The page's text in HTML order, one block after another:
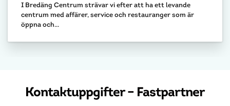
I Bredäng Centrum strävar vi efter att ha ett levande
centrum med affärer, service och restauranger som är
öppna och...
Kontaktuppgifter – Fastpartner